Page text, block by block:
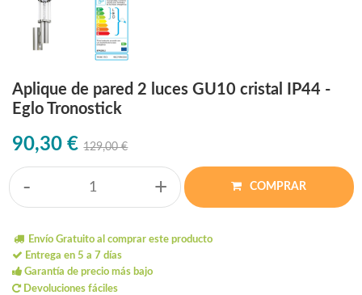
Aplique de pared 2 luces GU10 cristal IP44 -
Eglo Tronostick
90,30 € 129,00 €
- + COMPRAR
Envío Gratuito al comprar este producto
Entrega en 5 a 7 días
Garantía de precio más bajo
Devoluciones fáciles